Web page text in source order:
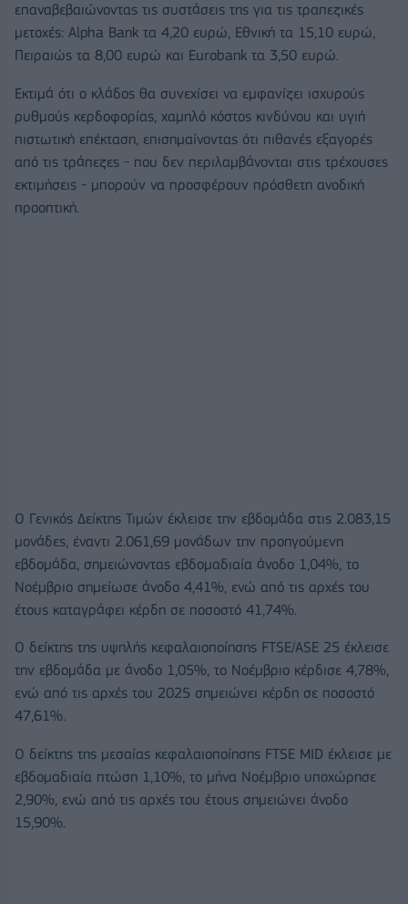
επαναβεβαιώνοντας τις συστάσεις της για τις τραπεζικές
μετοχές: Alpha Bank τα 4,20 ευρώ, Εθνική τα 15,10 ευρώ,
Πειραιώς τα 8,00 ευρώ και Eurobank τα 3,50 ευρώ.
Εκτιμά ότι ο κλάδος θα συνεχίσει να εμφανίζει ισχυρούς
ρυθμούς κερδοφορίας, χαμηλό κόστος κινδύνου και υγιή
πιστωτική επέκταση, επισημαίνοντας ότι πιθανές εξαγορές
από τις τράπεζες - που δεν περιλαμβάνονται στις τρέχουσες
εκτιμήσεις - μπορούν να προσφέρουν πρόσθετη ανοδική
προοπτική.
O Γενικός Δείκτης Τιμών έκλεισε την εβδομάδα στις 2.083,15
μονάδες, έναντι 2.061,69 μονάδων την προηγούμενη
εβδομάδα, σημειώνοντας εβδομαδιαία άνοδο 1,04%, το
Νοέμβριο σημείωσε άνοδο 4,41%, ενώ από τις αρχές του
έτους καταγράφει κέρδη σε ποσοστό 41,74%.
Ο δείκτης της υψηλής κεφαλαιοποίησης FTSE/ASE 25 έκλεισε
την εβδομάδα με άνοδο 1,05%, το Νοέμβριο κέρδισε 4,78%,
ενώ από τις αρχές του 2025 σημειώνει κέρδη σε ποσοστό
47,61%.
Ο δείκτης της μεσαίας κεφαλαιοποίησης FTSE MID έκλεισε με
εβδομαδιαία πτώση 1,10%, το μήνα Νοέμβριο υποχώρησε
2,90%, ενώ από τις αρχές του έτους σημειώνει άνοδο
15,90%.